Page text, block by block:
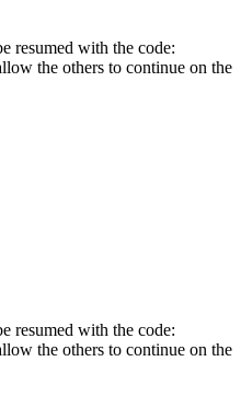
resumed with the code:
the others to continue on the
resumed with the code:
the others to continue on the